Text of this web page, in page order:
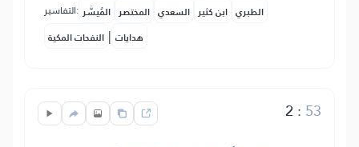
التفاسير: المُيسَّر المختصر السعدي ابن كثير الطبري
النفحات المكية | هدايات
2 : 53